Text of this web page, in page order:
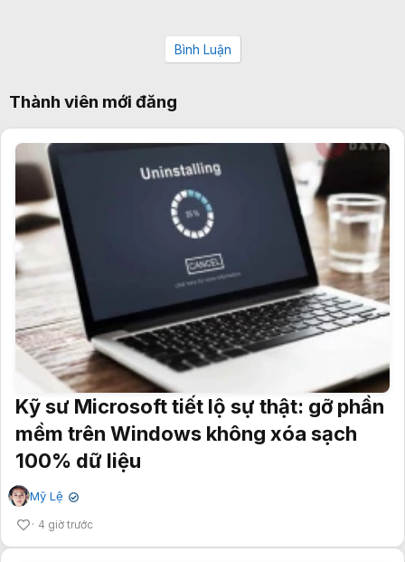
Bình Luận
Thành viên mới đăng
Kỹ sư Microsoft tiết lộ sự thật: gỡ phần
mềm trên Windows không xóa sạch
100% dữ liệu
Mỹ Lệ ✔
4 giờ trước